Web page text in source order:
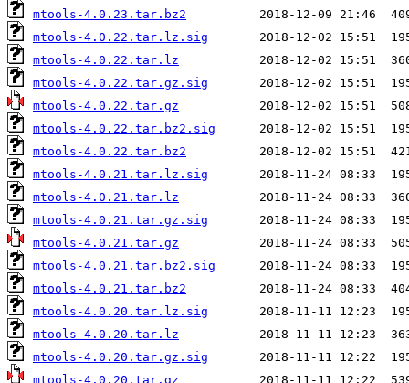
mtools-4.0.23.tar.bz2
mtools-4.0.22.tar.lz.sig
mtools-4.0.22.tar.lz
mtools-4.0.22.tar.gz.sig
mtools-4.0.22.tar.gz
mtools-4.0.22.tar.bz2.sig
mtools-4.0.22.tar.bz2
mtools-4.0.21.tar.lz.sig
mtools-4.0.21.tar.lz
mtools-4.0.21.tar.gz.sig
mtools-4.0.21.tar.gz
mtools-4.0.21.tar.bz2.sig
mtools-4.0.21.tar.bz2
mtools-4.0.20.tar.lz.sig
mtools-4.0.20.tar.lz
mtools-4.0.20.tar.gz.sig
mtools-4.0.20.tar.gz